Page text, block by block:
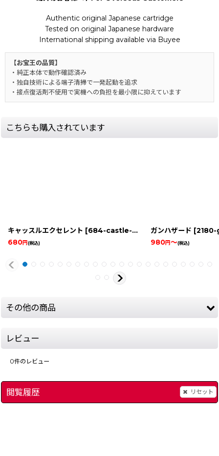
Authentic original Japanese cartridge
Tested on original Japanese hardware
International shipping available via Buyee
【お宝王の品質】
・純正本体で動作確認済み
・独自技術による端子清掃で一発起動を追求
・接点復活剤不使用で実機への負担を最小限に抑えています
こちらも購入されています
キャッスルエクセレント [684-castle-excellent-famicom ]
680円(税込)
ガンハザード [2180-
980円～(税込)
その他の商品
レビュー
0件のレビュー
閲覧履歴 リセット